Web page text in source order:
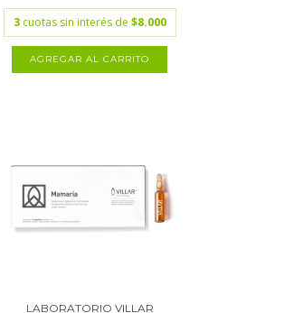
3 cuotas sin interés de $8.000
LABORATORIO VILLAR